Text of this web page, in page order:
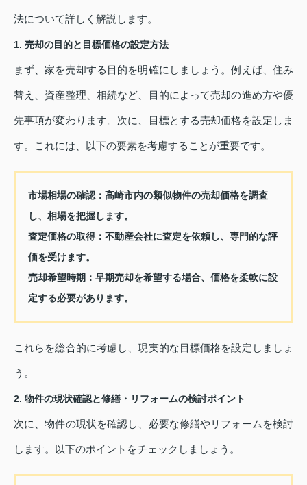
法について詳しく解説します。
1. 売却の目的と目標価格の設定方法
まず、家を売却する目的を明確にしましょう。例えば、住み
替え、資産整理、相続など、目的によって売却の進め方や優
先事項が変わります。次に、目標とする売却価格を設定しま
す。これには、以下の要素を考慮することが重要です。
市場相場の確認： 高崎市内の類似物件の売却価格を調査
し、相場を把握します。
査定価格の取得： 不動産会社に査定を依頼し、専門的な評
価を受けます。
売却希望時期： 早期売却を希望する場合、価格を柔軟に設
定する必要があります。
これらを総合的に考慮し、現実的な目標価格を設定しましょ
う。
2. 物件の現状確認と修繕・リフォームの検討ポイント
次に、物件の現状を確認し、必要な修繕やリフォームを検討
します。以下のポイントをチェックしましょう。